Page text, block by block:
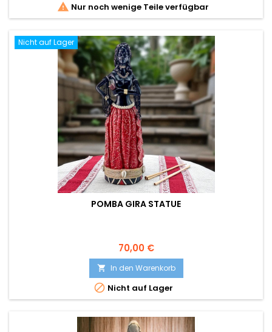
 Nur noch wenige Teile verfügbar
Nicht auf Lager
POMBA GIRA STATUE
Preis
70,00 €
 In den Warenkorb
 Nicht auf Lager